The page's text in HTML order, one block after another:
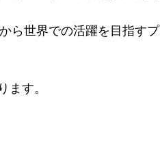
ら世界での活躍を目指すプ
す。